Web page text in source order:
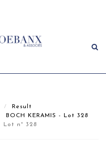
Result
BOCH KERAMIS - Lot 328
Lot n° 328